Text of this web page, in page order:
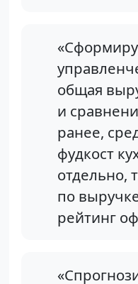
общая
и
ранее,
фудкост
отдельно,
по
рейтинг